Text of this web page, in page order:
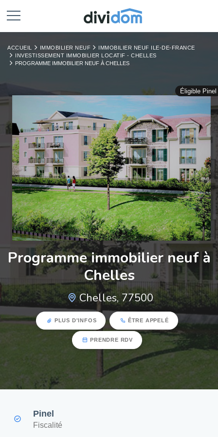
ACCUEIL IMMOBILIER NEUF
IMMOBILIER NEUF ILE-DE-FRANCE
INVESTISSEMENT IMMOBILIER LOCATIF - CHELLES
PROGRAMME IMMOBILIER NEUF À CHELLES
Éligible Pinel
Programme immobilier neuf à
Chelles
Chelles, 77500
PLUS D'INFOS ÊTRE APPELÉ
PRENDRE RDV
Pinel
Fiscalité